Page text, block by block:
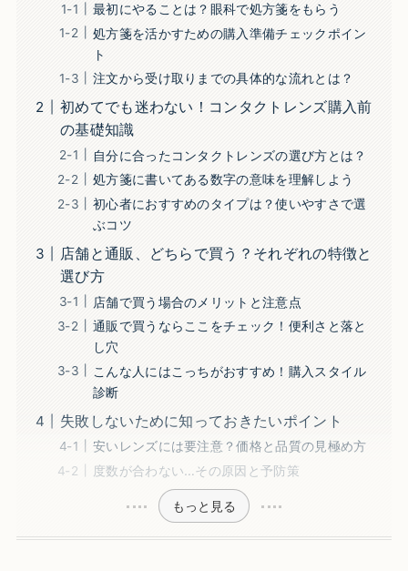
最初にやることは？眼科で処方箋をもらう
処方箋を活かすための購入準備チェックポイン
ト
注文から受け取りまでの具体的な流れとは？
初めてでも迷わない！コンタクトレンズ購入前
の基礎知識
自分に合ったコンタクトレンズの選び方とは？
処方箋に書いてある数字の意味を理解しよう
初心者におすすめのタイプは？使いやすさで選
ぶコツ
店舗と通販、どちらで買う？それぞれの特徴と
選び方
店舗で買う場合のメリットと注意点
通販で買うならここをチェック！便利さと落と
し穴
こんな人にはこっちがおすすめ！購入スタイル
診断
失敗しないために知っておきたいポイント
安いレンズには要注意？価格と品質の見極め方
度数が合わない…その原因と予防策
もっと見る